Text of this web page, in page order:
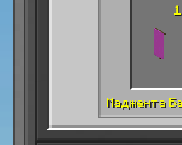
1
Маджента